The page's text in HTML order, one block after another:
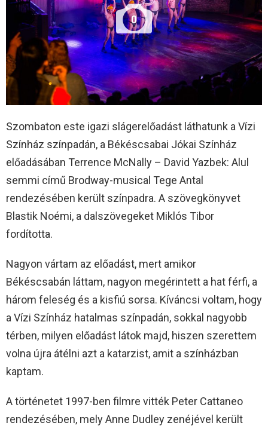
0
Szombaton este igazi slágerelőadást láthatunk a Vízi
Színház színpadán, a Békéscsabai Jókai Színház
előadásában Terrence McNally – David Yazbek: Alul
semmi című Brodway-musical Tege Antal
rendezésében került színpadra. A szövegkönyvet
Blastik Noémi, a dalszövegeket Miklós Tibor
fordította.
Nagyon vártam az előadást, mert amikor
Békéscsabán láttam, nagyon megérintett a hat férfi, a
három feleség és a kisfiú sorsa. Kíváncsi voltam, hogy
a Vízi Színház hatalmas színpadán, sokkal nagyobb
térben, milyen előadást látok majd, hiszen szerettem
volna újra átélni azt a katarzist, amit a színházban
kaptam.
A történetet 1997-ben filmre vitték Peter Cattaneo
rendezésében, mely Anne Dudley zenéjével került